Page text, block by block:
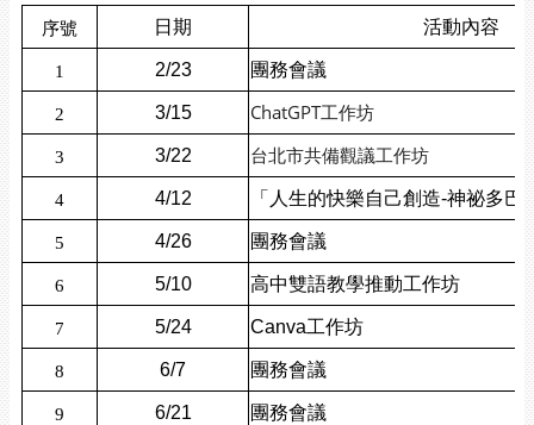
序號 日期 活動內容
1 2/23 團務會議
2 3/15 ChatGPT工作坊
3 3/22 台北市共備觀議工作坊
4 4/12 「 人生的快樂自己創造-神祕多巴
5 4/26 團務會議
6 5/10 高中雙語教學推動工作坊
7 5/24 Canva工作坊
8 6/7 團務會議
9 6/21 團務會議